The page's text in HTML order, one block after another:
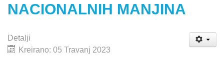
NACIONALNIH MANJINA
Detalji
Kreirano: 05 Travanj 2023